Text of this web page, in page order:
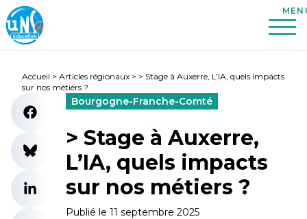
Accueil > Articles régionaux > > Stage à Auxerre, L’IA, quels impacts
sur nos métiers ?
Bourgogne-Franche-Comté
> Stage à Auxerre,
L’IA, quels impacts
sur nos métiers ?
Publié le 11 septembre 2025